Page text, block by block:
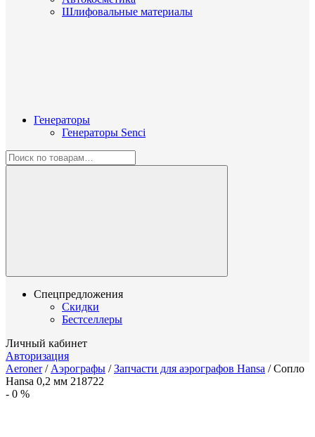
Шлифовальные материалы
Генераторы
Генераторы Senci
Спецпредложения
Скидки
Бестселлеры
Личный кабинет
Авторизация
Aeroner/ Аэрографы /Запчасти для аэрографов Hansa /Сопло
Hansa 0,2 мм 218722
- 0 %